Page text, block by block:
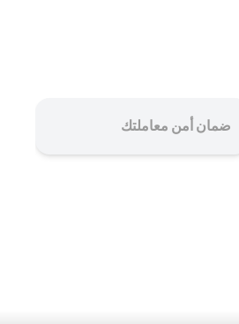
ضمان أمن معاملتك